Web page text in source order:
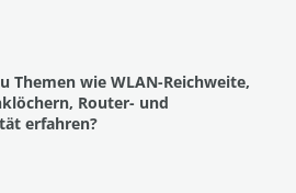
Themen wie WLAN-Reichweite,
Router- und
erfahren?